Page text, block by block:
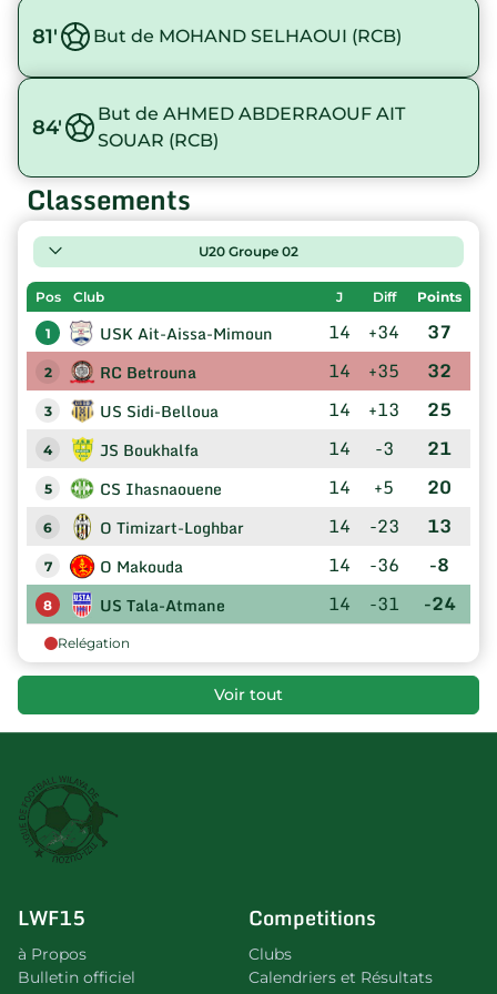
81' But de MOHAND SELHAOUI (RCB)
84'
But de AHMED ABDERRAOUF AIT
SOUAR (RCB)
Classements
U20 Groupe 02
Pos Club J Diff Points
1 USK Ait-Aissa-Mimoun 14 +34 37
2 RC Betrouna 14 +35 32
3 US Sidi-Belloua 14 +13 25
4 JS Boukhalfa 14 -3 21
5 CS Ihasnaouene 14 +5 20
6 O Timizart-Loghbar 14 -23 13
7 O Makouda 14 -36 -8
8 US Tala-Atmane 14 -31 -24
Relégation
Voir tout
LWF15
à Propos
Bulletin officiel
Competitions
Clubs
Calendriers et Résultats